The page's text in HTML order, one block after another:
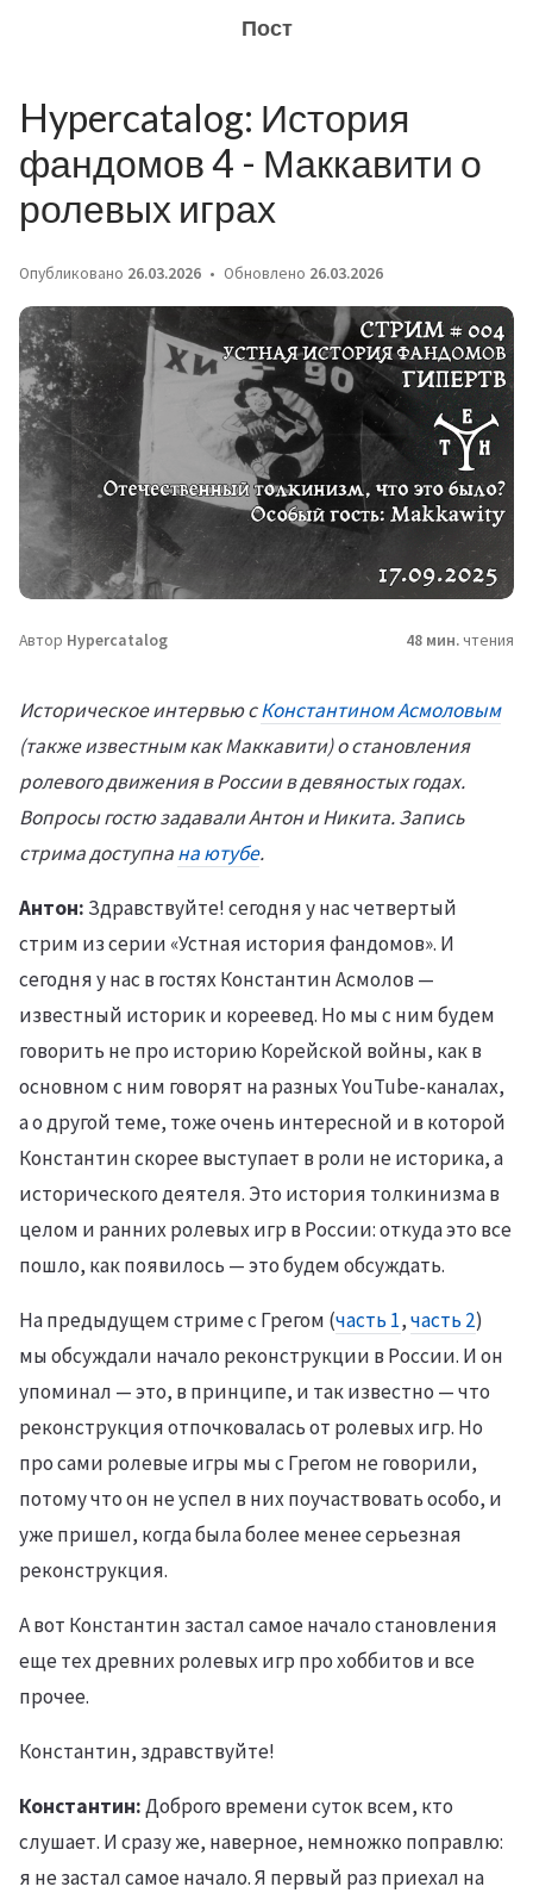
Пост
Hypercatalog: История
фандомов 4 - Маккавити о
ролевых играх
Опубликовано 26.03.2026 Обновлено 26.03.2026
Автор Hypercatalog 48 мин.чтения
Историческое интервью сКонстантином Асмоловым
(также известным как Маккавити) о становления
ролевого движения в России в девяностых годах.
Вопросы гостю задавали Антон и Никита. Запись
стрима доступнана ютубе.
Антон: Здравствуйте! сегодня у нас четвертый
стрим из серии «Устная история фандомов». И
сегодня у нас в гостях Константин Асмолов —
известный историк и кореевед. Но мы с ним будем
говорить не про историю Корейской войны, как в
основном с ним говорят на разных YouTube-каналах,
а о другой теме, тоже очень интересной и в которой
Константин скорее выступает в роли не историка, а
исторического деятеля. Это история толкинизма в
целом и ранних ролевых игр в России: откуда это все
пошло, как появилось — это будем обсуждать.
На предыдущем стриме с Грегом (часть 1,часть 2)
мы обсуждали начало реконструкции в России. И он
упоминал — это, в принципе, и так известно — что
реконструкция отпочковалась от ролевых игр. Но
про сами ролевые игры мы с Грегом не говорили,
потому что он не успел в них поучаствовать особо, и
уже пришел, когда была более менее серьезная
реконструкция.
А вот Константин застал самое начало становления
еще тех древних ролевых игр про хоббитов и все
прочее.
Константин, здравствуйте!
Константин:Доброго времени суток всем, кто
слушает. И сразу же, наверное, немножко поправлю:
я не застал самое начало. Я первый раз приехал на